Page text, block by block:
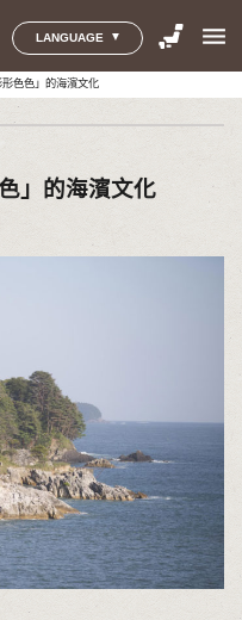
LANGUAGE menu
色色」的海濱文化
」的海濱文化